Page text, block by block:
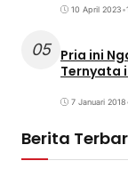
10 April 2023•
05 Pria ini
Ternyata
7 Januari 2018
Berita